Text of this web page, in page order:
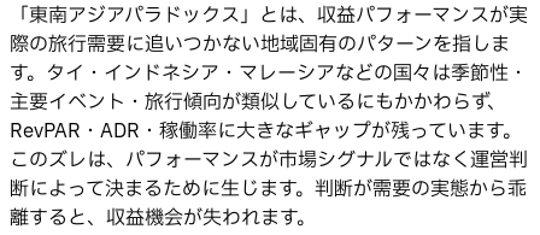
「東南アジアパラドックス」とは、収益パフォーマンスが実
際の旅行需要に追いつかない地域固有のパターンを指しま
す。タイ・インドネシア・マレーシアなどの国々は季節性・
主要イベント・旅行傾向が類似しているにもかかわらず、
RevPAR・ADR・稼働率に大きなギャップが残っています。
このズレは、パフォーマンスが市場シグナルではなく運営判
断によって決まるために生じます。判断が需要の実態から乖
離すると、収益機会が失われます。